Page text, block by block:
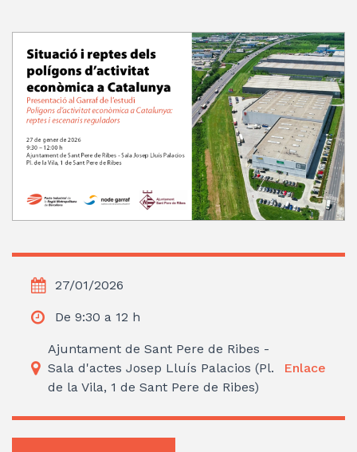
27/01/2026
De 9:30 a 12 h
Ajuntament de Sant Pere de Ribes -
Sala d'actes Josep Lluís Palacios (Pl.
de la Vila, 1 de Sant Pere de Ribes)
Enlace